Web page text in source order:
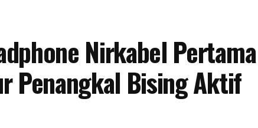
Nirkabel Pertama
Penangkal Bising Aktif